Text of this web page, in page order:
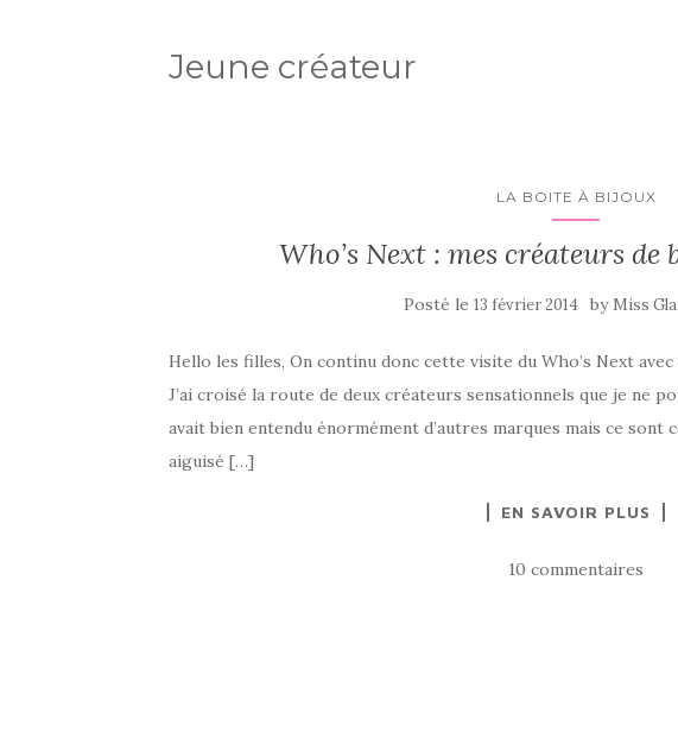
Jeune créateur
LA BOITE À BIJOUX
Who’s Next : mes créateurs de
Posté le 13 février 2014 by Miss
Hello les filles, On continu donc cette visite du Who’s Next
J’ai croisé la route de deux créateurs sensationnels que je ne
avait bien entendu énormément d’autres marques mais ce
aiguisé […]
EN SAVOIR PLUS
10 commentaires